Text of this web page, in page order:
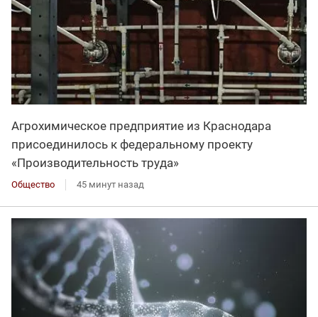
Агрохимическое предприятие из Краснодара
присоединилось к федеральному проекту
«Производительность труда»
Общество 45 минут назад